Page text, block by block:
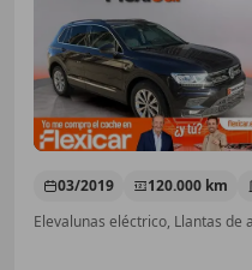
03/2019 120.000 km